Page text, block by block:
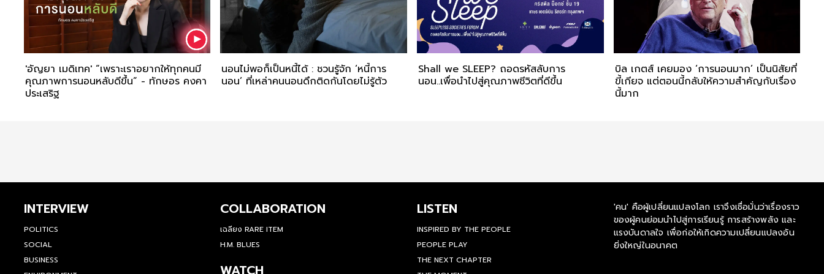
'อัญยา เมดิเทค' “เพราะเราอยากให้ทุกคนมี
คุณภาพการนอนหลับดีขึ้น” - ทักษอร คงคา
ประเสริฐ
นอนไม่พอก็เป็นหนี้ได้ : ชวนรู้จัก ‘หนี้การ
นอน’ ที่เหล่าคนนอนดึกติดกันโดยไม่รู้ตัว
Shall we SLEEP? ถอดรหัสลับการ
นอน..เพื่อนำไปสู่คุณภาพชีวิตที่ดีขึ้น
บิล เกตส์ เคยมอง ‘การนอนมาก’ เป็นนิสัยที่
ขี้เกียจ แต่ตอนนี้กลับให้ความสำคัญกับเรื่อง
นี้มาก
INTERVIEW
POLITICS
SOCIAL
BUSINESS
COLLABORATION
เฉลียง RARE ITEM
H.M. BLUES
WATCH
LISTEN
INSPIRED BY THE PEOPLE
PEOPLE PLAY
THE NEXT CHAPTER
'คน' คือผู้เปลี่ยนแปลงโลก เราจึงเชื่อมั่นว่าเรื่องราว
ของผู้คนย่อมนำไปสู่การเรียนรู้ การสร้างพลัง และ
แรงบันดาลใจ เพื่อก่อให้เกิดความเปลี่ยนแปลงอัน
ยิ่งใหญ่ในอนาคต